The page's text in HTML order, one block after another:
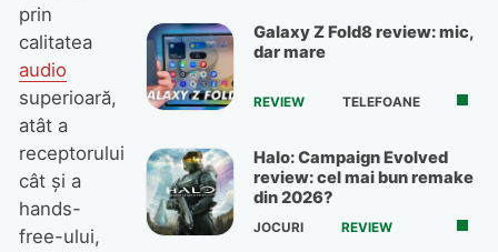
prin
calitatea
audio
superioară,
atât a
receptorului
cât şi a
hands-
free-ului,
Galaxy Z Fold8 review: mic,
dar mare
REVIEW TELEFOANE
Halo: Campaign Evolved
review: cel mai bun remake
din 2026?
JOCURI REVIEW